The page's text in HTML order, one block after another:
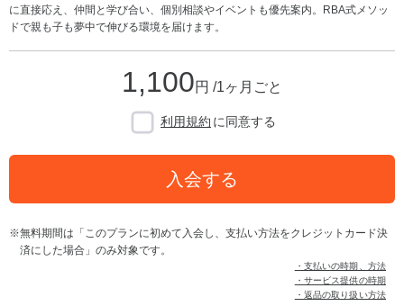
に直接応え、仲間と学び合い、個別相談やイベントも優先案内。RBA式メソッ
ドで親も子も夢中で伸びる環境を届けます。
1,100円 /1ヶ月ごと
利用規約 に同意する
入会する
無料期間は「このプランに初めて入会し、支払い方法をクレジットカード決
済にした場合」のみ対象です。
・支払いの時期、方法
・サービス提供の時期
・返品の取り扱い方法